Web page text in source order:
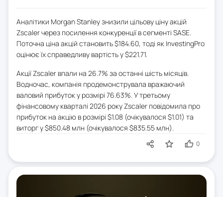
Аналітики Morgan Stanley знизили цільову ціну акцій
Zscaler через посилення конкуренції в сегменті SASE.
Поточна ціна акцій становить $184.60, тоді як InvestingPro
оцінює їх справедливу вартість у $221.71.
Акції Zscaler впали на 26.7% за останні шість місяців.
Водночас, компанія продемонструвала вражаючий
валовий прибуток у розмірі 76.63%. У третьому
фінансовому кварталі 2026 року Zscaler повідомила про
прибуток на акцію в розмірі $1.08 (очікувалося $1.01) та
виторг у $850.48 млн (очікувалося $835.55 млн).
0